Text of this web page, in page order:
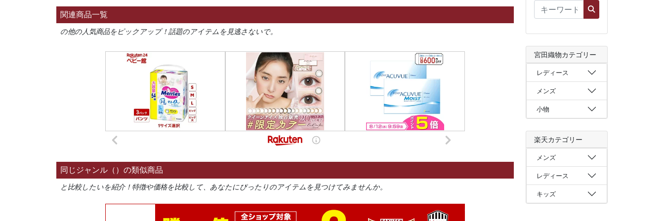
関連商品一覧
の他の人気商品をピックアップ！話題のアイテムを見逃さないで。
同じジャンル（）の類似商品
と比較したいを紹介！特徴や価格を比較して、あなたにぴったりのアイテムを見つけてみませんか。
宮田織物カテゴリー
レディース
メンズ
小物
楽天カテゴリー
メンズ
レディース
キッズ